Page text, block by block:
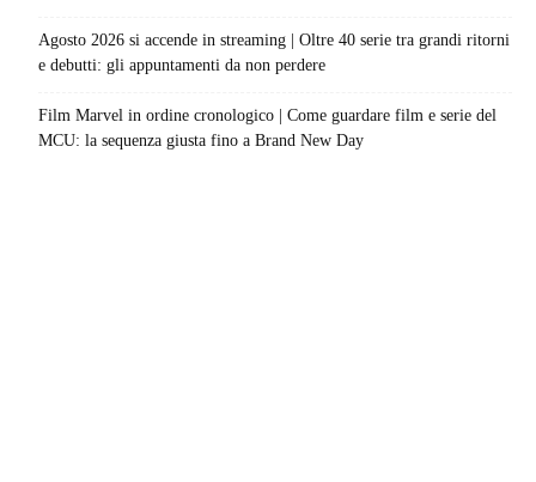
Agosto 2026 si accende in streaming | Oltre 40 serie tra grandi ritorni
e debutti: gli appuntamenti da non perdere
Film Marvel in ordine cronologico | Come guardare film e serie del
MCU: la sequenza giusta fino a Brand New Day